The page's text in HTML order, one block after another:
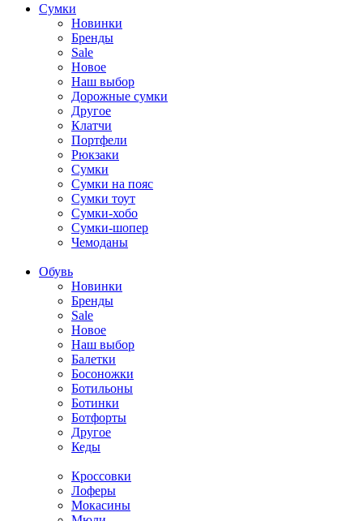
Cумки
Новинки
Бренды
Sale
Новое
Наш выбор
Дорожные сумки
Другое
Клатчи
Портфели
Рюкзаки
Сумки
Сумки на пояс
Сумки тоут
Сумки-хобо
Сумки-шопер
Чемоданы
Обувь
Новинки
Бренды
Sale
Новое
Наш выбор
Балетки
Босоножки
Ботильоны
Ботинки
Ботфорты
Другое
Кеды
Кроссовки
Лоферы
Мокасины